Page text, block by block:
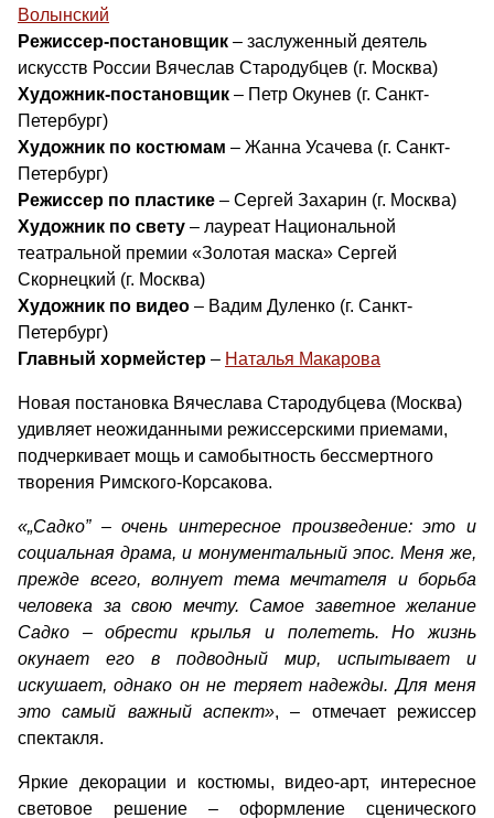
Волынский
Режиссер-постановщик – заслуженный деятель
искусств России Вячеслав Стародубцев (г. Москва)
Художник-постановщик – Петр Окунев (г. Санкт-
Петербург)
Художник по костюмам – Жанна Усачева (г. Санкт-
Петербург)
Режиссер по пластике – Сергей Захарин (г. Москва)
Художник по свету – лауреат Национальной
театральной премии «Золотая маска» Сергей
Скорнецкий (г. Москва)
Художник по видео – Вадим Дуленко (г. Санкт-
Петербург)
Главный хормейстер – Наталья Макарова
Новая постановка Вячеслава Стародубцева (Москва)
удивляет неожиданными режиссерскими приемами,
подчеркивает мощь и самобытность бессмертного
творения Римского-Корсакова.
«„Садко” – очень интересное произведение: это и
социальная драма, и монументальный эпос. Меня же,
прежде всего, волнует тема мечтателя и борьба
человека за свою мечту. Самое заветное желание
Садко – обрести крылья и полететь. Но жизнь
окунает его в подводный мир, испытывает и
искушает, однако он не теряет надежды. Для меня
это самый важный аспект», – отмечает режиссер
спектакля.
Яркие декорации и костюмы, видео-арт, интересное
световое решение – оформление сценического